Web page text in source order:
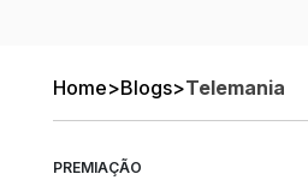
Home>Blogs>Telemania
PREMIAÇÃO